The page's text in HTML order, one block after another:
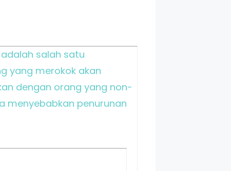
salah satu
yang merokok akan
dengan orang yang non-
menyebabkan penurunan